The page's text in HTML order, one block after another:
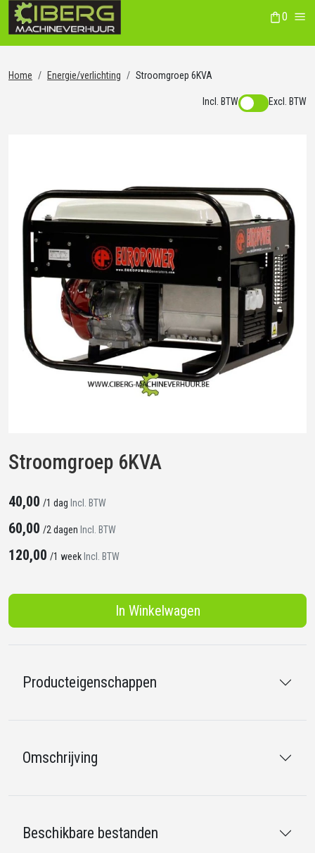
0
Home Energie/verlichting Stroomgroep 6KVA
Incl. BTW Excl. BTW
Stroomgroep 6KVA
40,00 /1 dag Incl. BTW
60,00 /2 dagen Incl. BTW
120,00 /1 week Incl. BTW
In Winkelwagen
Producteigenschappen
Omschrijving
Beschikbare bestanden